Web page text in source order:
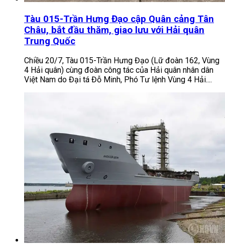
Tàu 015-Trần Hưng Đạo cập Quân cảng Tân
Châu, bắt đầu thăm, giao lưu với Hải quân
Trung Quốc
Chiều 20/7, Tàu 015-Trần Hưng Đạo (Lữ đoàn 162, Vùng
4 Hải quân) cùng đoàn công tác của Hải quân nhân dân
Việt Nam do Đại tá Đỗ Minh, Phó Tư lệnh Vùng 4 Hải....